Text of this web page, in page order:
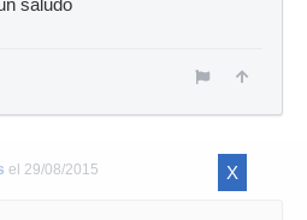
saludo
el 29/08/2015 X